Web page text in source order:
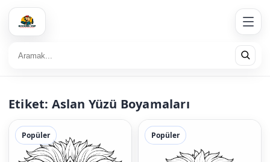
Etiket: Aslan Yüzü Boyamaları
Popüler Popüler